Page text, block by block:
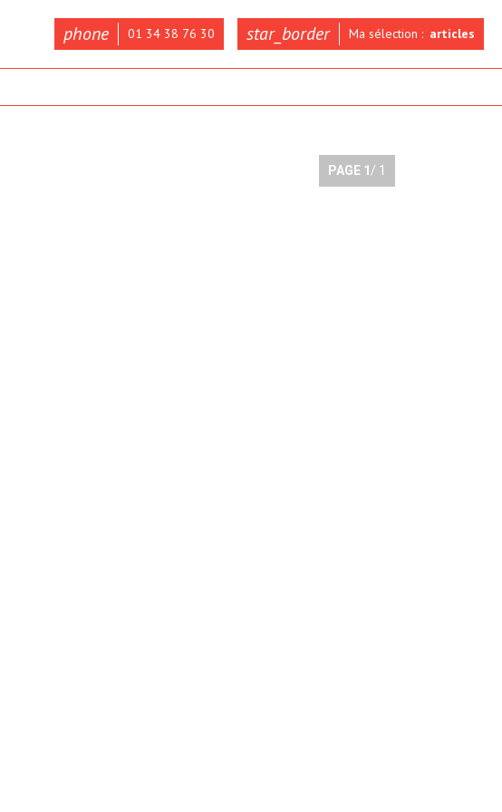
phone 01 34 38 76 30 star_border Ma sélection : articles
PAGE 1 / 1